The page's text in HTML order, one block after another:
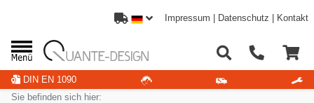
Impressum Datenschutz Kontakt
DIN EN 1090
Sie befinden sich hier: